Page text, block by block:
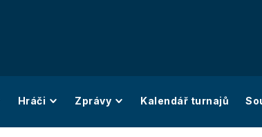
Hráči Zprávy Kalendář turnajů